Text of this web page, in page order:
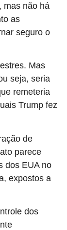
mas não há
as
seguro o
Mas
seja, seria
remeteria
Trump fez
de
parece
dos EUA no
expostos a
dos